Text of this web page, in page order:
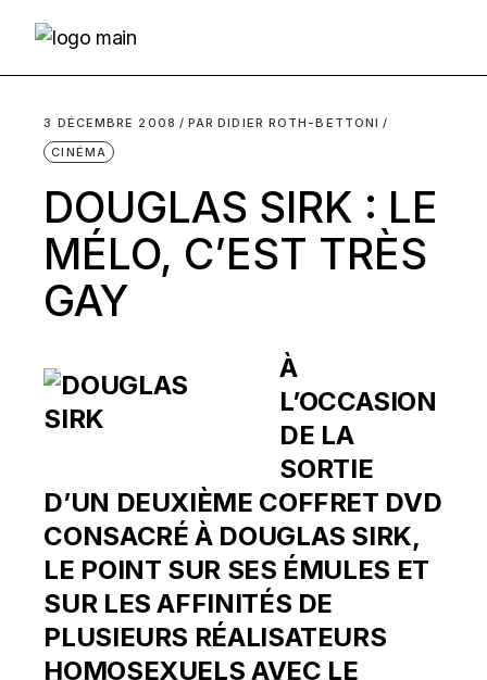
3 DÉCEMBRE 2008 PAR DIDIER ROTH-BETTONI
CINÉMA
DOUGLAS SIRK : LE
MÉLO, C’EST TRÈS
GAY
À
L’OCCASION
DE LA
SORTIE
D’UN DEUXIÈME COFFRET DVD
CONSACRÉ À DOUGLAS SIRK,
LE POINT SUR SES ÉMULES ET
SUR LES AFFINITÉS DE
PLUSIEURS RÉALISATEURS
HOMOSEXUELS AVEC LE